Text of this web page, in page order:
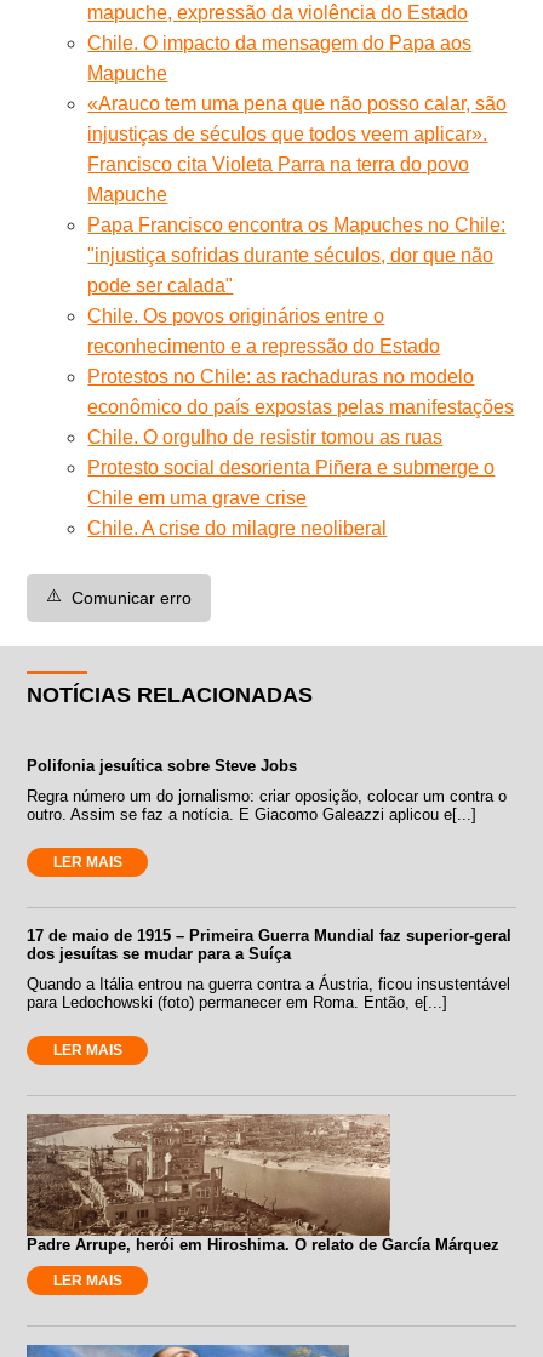
mapuche, expressão da violência do Estado
Chile. O impacto da mensagem do Papa aos
Mapuche
«Arauco tem uma pena que não posso calar, são
injustiças de séculos que todos veem aplicar».
Francisco cita Violeta Parra na terra do povo
Mapuche
Papa Francisco encontra os Mapuches no Chile:
"injustiça sofridas durante séculos, dor que não
pode ser calada"
Chile. Os povos originários entre o
reconhecimento e a repressão do Estado
Protestos no Chile: as rachaduras no modelo
econômico do país expostas pelas manifestações
Chile. O orgulho de resistir tomou as ruas
Protesto social desorienta Piñera e submerge o
Chile em uma grave crise
Chile. A crise do milagre neoliberal
⚠️ Comunicar erro
NOTÍCIAS RELACIONADAS
Polifonia jesuítica sobre Steve Jobs
Regra número um do jornalismo: criar oposição, colocar um contra o
outro. Assim se faz a notícia. E Giacomo Galeazzi aplicou e[...]
LER MAIS
17 de maio de 1915 – Primeira Guerra Mundial faz superior-geral
dos jesuítas se mudar para a Suíça
Quando a Itália entrou na guerra contra a Áustria, ficou insustentável
para Ledochowski (foto) permanecer em Roma. Então, e[...]
LER MAIS
Padre Arrupe, herói em Hiroshima. O relato de García Márquez
LER MAIS